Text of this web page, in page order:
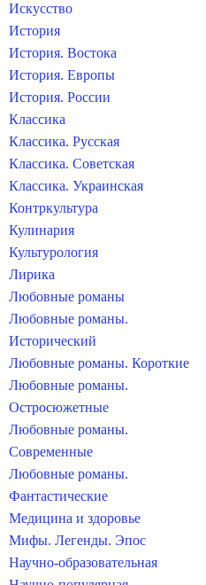
Искусство
История
История. Востока
История. Европы
История. России
Классика
Классика. Русская
Классика. Советская
Классика. Украинская
Контркультура
Кулинария
Культурология
Лирика
Любовные романы
Любовные романы.
Исторический
Любовные романы. Короткие
Любовные романы.
Остросюжетные
Любовные романы.
Современные
Любовные романы.
Фантастические
Медицина и здоровье
Мифы. Легенды. Эпос
Научно-образовательная